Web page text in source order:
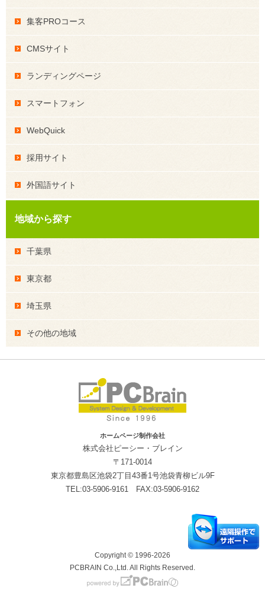
集客PROコース
CMSサイト
ランディングページ
スマートフォン
WebQuick
採用サイト
外国語サイト
地域から探す
千葉県
東京都
埼玉県
その他の地域
ホームページ制作会社
株式会社ピーシー・ブレイン
〒171-0014
東京都豊島区池袋2丁目43番1号池袋青柳ビル9F
TEL:03-5906-9161 FAX:03-5906-9162
Copyright © 1996-2026
PCBRAIN Co.,Ltd. All Rights Reserved.